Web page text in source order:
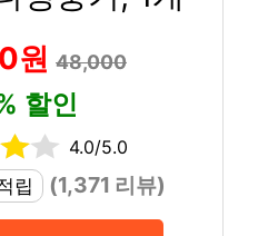
원 48,000
할인
4.0/5.0
립
(1,371 리뷰)